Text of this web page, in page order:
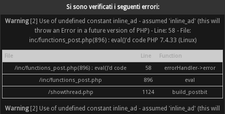
Si sono verificati i seguenti errori:
Warning[2] Use of undefined constant inline_ad - assumed 'inline_ad' (this will
throw an Error in a future version of PHP) - Line: 58 - File:
inc/functions_post.php(896) : eval()'d code PHP 7.4.33 (Linux)
File Line
Function
/inc/functions_post.php(896) : eval()'d code
58
errorHandler->error
/inc/functions_post.php
896
eval
/showthread.php
1124 build_postbit
Warning[2] Use of undefined constant inline_ad - assumed 'inline_ad' (this will